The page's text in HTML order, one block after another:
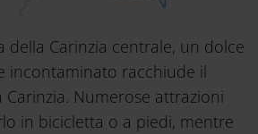
della Carinzia centrale, un dolce
incontaminato racchiude il
Numerose attrazioni
in bicicletta o a piedi, mentre